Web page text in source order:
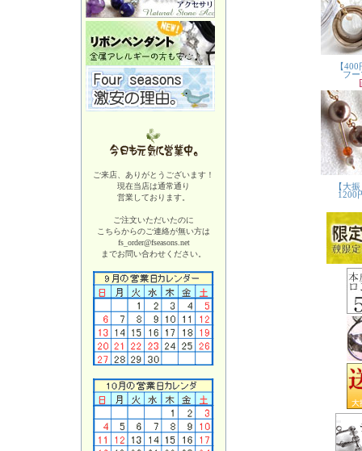
ご来店、ありがとうございます！
現在当店は通常通り
営業しております。
ご注文いただいたのに
こちらからのご連絡が無い方は
fs_order@fseasons.net
までお問い合わせください。